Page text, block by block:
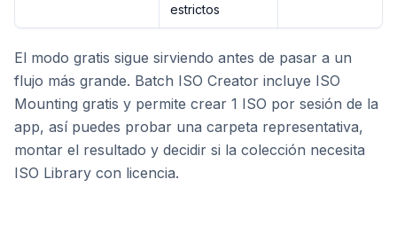
estrictos
El modo gratis sigue sirviendo antes de pasar a un
flujo más grande. Batch ISO Creator incluye ISO
Mounting gratis y permite crear 1 ISO por sesión de la
app, así puedes probar una carpeta representativa,
montar el resultado y decidir si la colección necesita
ISO Library con licencia.